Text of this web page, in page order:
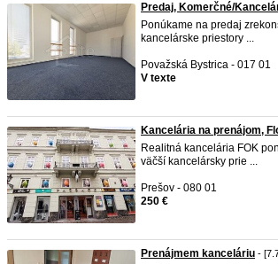
Predaj, Komerčné/
Ponúkame na predaj
kancelárske priestory ...
Považská Bystrica - 017 01
V texte
Kancelária na prenájom,
Realitná kancelária FOK
väčší kancelársky prie ...
Prešov - 080 01
250 €
Prenájmem kanceláriu -